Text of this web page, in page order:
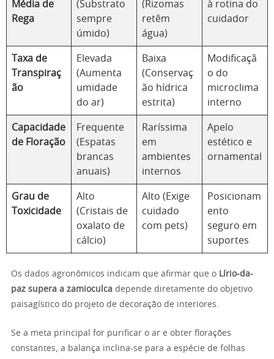
Média de
Rega
(Substrato
sempre
úmido)
(Rizomas
retêm
água)
à rotina do
cuidador
Taxa de
Transpiraç
ão
Elevada
(Aumenta
umidade
do ar)
Baixa
(Conservaç
ão hídrica
estrita)
Modificaçã
o do
microclima
interno
Capacidade
de Floração
Frequente
(Espatas
brancas
anuais)
Raríssima
em
ambientes
internos
Apelo
estético e
ornamental
Grau de
Toxicidade
Alto
(Cristais de
oxalato de
cálcio)
Alto (Exige
cuidado
com pets)
Posicionam
ento
seguro em
suportes
Os dados agronômicos indicam que afirmar que o Lírio-da-
paz supera a zamioculca depende diretamente do objetivo
paisagístico do projeto de decoração de interiores.
Se a meta principal for purificar o ar e obter florações
constantes, a balança inclina-se para a espécie de folhas